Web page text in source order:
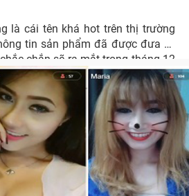
là cái tên khá hot trên thị trường
tin sản phẩm đã được đưa về
chắn sẽ ra mắt trong tháng 12
thủ không khỏi rạo rực.